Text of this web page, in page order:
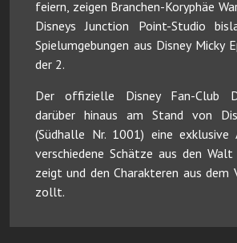
feiern, zeigen Branchen-Koryphäe
Disneys Junction Point-Studio
Spielumgebungen aus Disney Micky
der 2.
Der offizielle Disney Fan-Club
darüber hinaus am Stand von
(Südhalle Nr. 1001) eine exklusive
verschiedene Schätze aus den Walt
zeigt und den Charakteren aus dem
zollt.